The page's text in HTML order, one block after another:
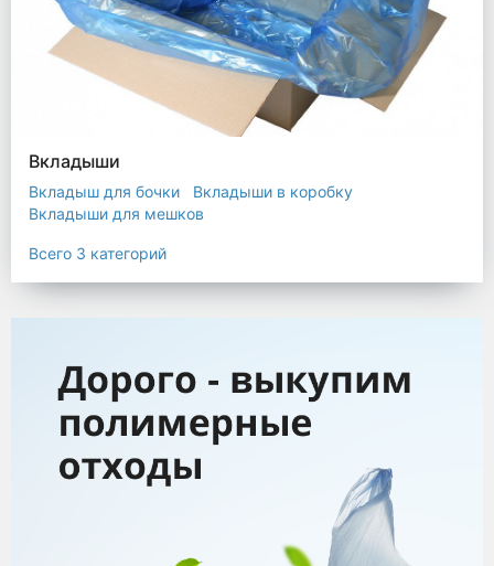
Вкладыши
Вкладыш для бочки
Вкладыши в коробку
Вкладыши для мешков
Всего 3 категорий